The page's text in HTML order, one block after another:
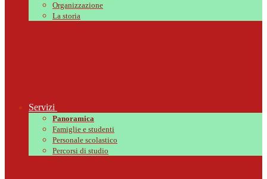
Organizzazione
La storia
Servizi
Panoramica
Famiglie e studenti
Personale scolastico
Percorsi di studio